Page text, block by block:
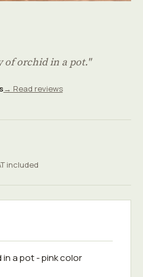
of orchid in a pot."
→ Read reviews
included
in a pot - pink color